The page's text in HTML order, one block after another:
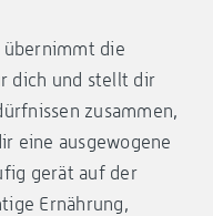
übernimmt die
dich und stellt dir
zusammen,
eine ausgewogene
gerät auf der
Ernährung,